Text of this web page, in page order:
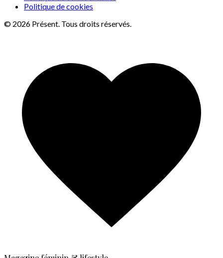
Politique de cookies
© 2026 Présent. Tous droits réservés.